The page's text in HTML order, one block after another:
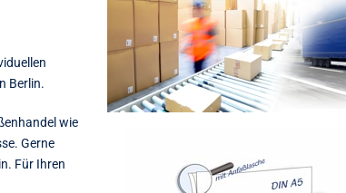
Berlin.
wie
Gerne
Für Ihren